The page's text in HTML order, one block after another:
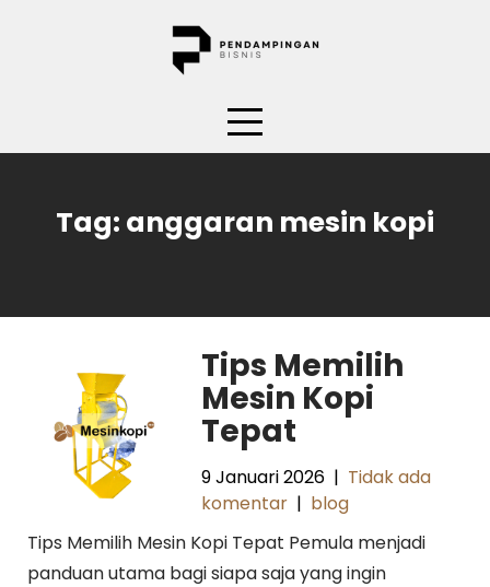
Tag: anggaran mesin kopi
Tips Memilih
Mesin Kopi
Tepat
9 Januari 2026 | Tidak ada
komentar | blog
Tips Memilih Mesin Kopi Tepat Pemula menjadi
panduan utama bagi siapa saja yang ingin